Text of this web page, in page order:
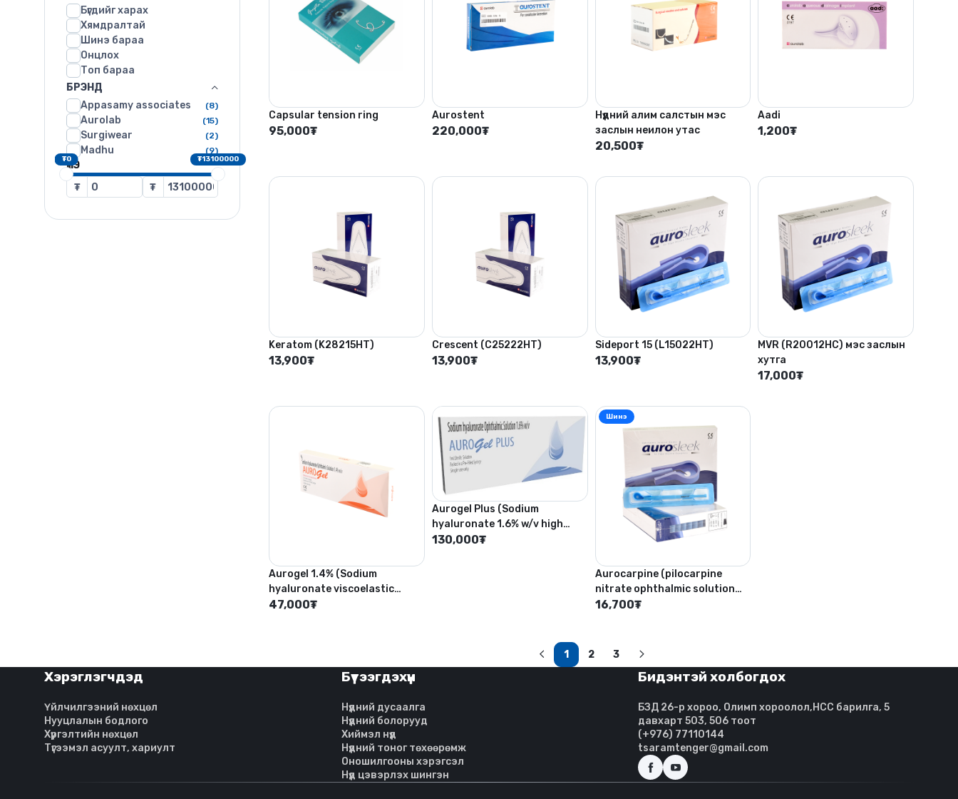
Бүгдийг харах
Хямдралтай
Шинэ бараа
Онцлох
Топ бараа
БРЭНД
Appasamy associates
(8)
Aurolab (15)
Surgiwear (2)
Madhu (9)
ҮНЭ
₮0 ₮13100000
₮ ₮
Capsular tension ring
95,000₮
Aurostent
220,000₮
Нүдний алим салстын мэс
заслын неилон утас
20,500₮
Aadi
1,200₮
Keratom (K28215HT)
13,900₮
Crescent (C25222HT)
13,900₮
Sideport 15 (L15022HT)
13,900₮
MVR (R20012HC) мэс заслын
хутга
17,000₮
Aurogel 1.4% (Sodium
hyaluronate viscoelastic
solution)
47,000₮
Aurogel Plus (Sodium
hyaluronate 1.6% w/v high
quality viscoelastic solution)
130,000₮
Шинэ
Aurocarpine (pilocarpine
nitrate ophthalmic solution
USP 0.5%)
16,700₮
1
(current)
2 3
Хэрэглэгчдэд
Үйлчилгээний нөхцөл
Нууцлалын бодлого
Хүргэлтийн нөхцөл
Түгээмэл асуулт, хариулт
Бүтээгдэхүүн
Нүдний дусаалга
Нүдний болорууд
Хиймэл нүд
Нүдний тоног төхөөрөмж
Оношилгооны хэрэгсэл
Нүд цэвэрлэх шингэн
Бидэнтэй холбогдох
БЗД 26-р хороо, Олимп хороолол,HCC барилга, 5
давхарт 503, 506 тоот
(+976) 77110144
tsaramtenger@gmail.com